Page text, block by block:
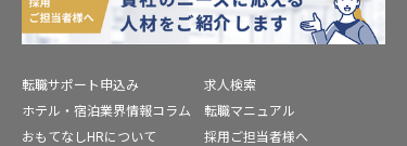
転職サポート申込み
求人検索
ホテル・宿泊業界情報コラム
転職マニュアル
おもてなしHRについて
採用ご担当者様へ